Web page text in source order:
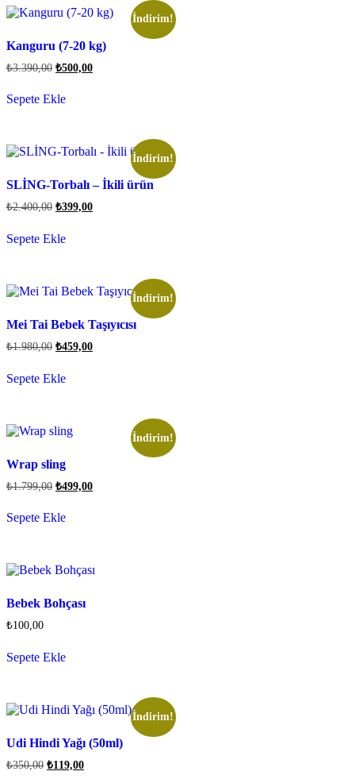
İndirim!
Kanguru (7-20 kg)
₺3.390,00 ₺500,00
Sepete Ekle
İndirim!
SLİNG-Torbalı – İkili ürün
₺2.400,00 ₺399,00
Sepete Ekle
İndirim!
Mei Tai Bebek Taşıyıcısı
₺1.980,00 ₺459,00
Sepete Ekle
İndirim!
Wrap sling
₺1.799,00 ₺499,00
Sepete Ekle
Bebek Bohçası
₺100,00
Sepete Ekle
İndirim!
Udi Hindi Yağı (50ml)
₺350,00 ₺119,00